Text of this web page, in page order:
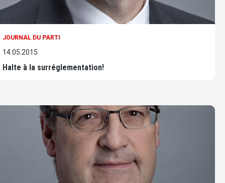
JOURNAL DU PARTI
14.05.2015
Halte à la surréglementation!